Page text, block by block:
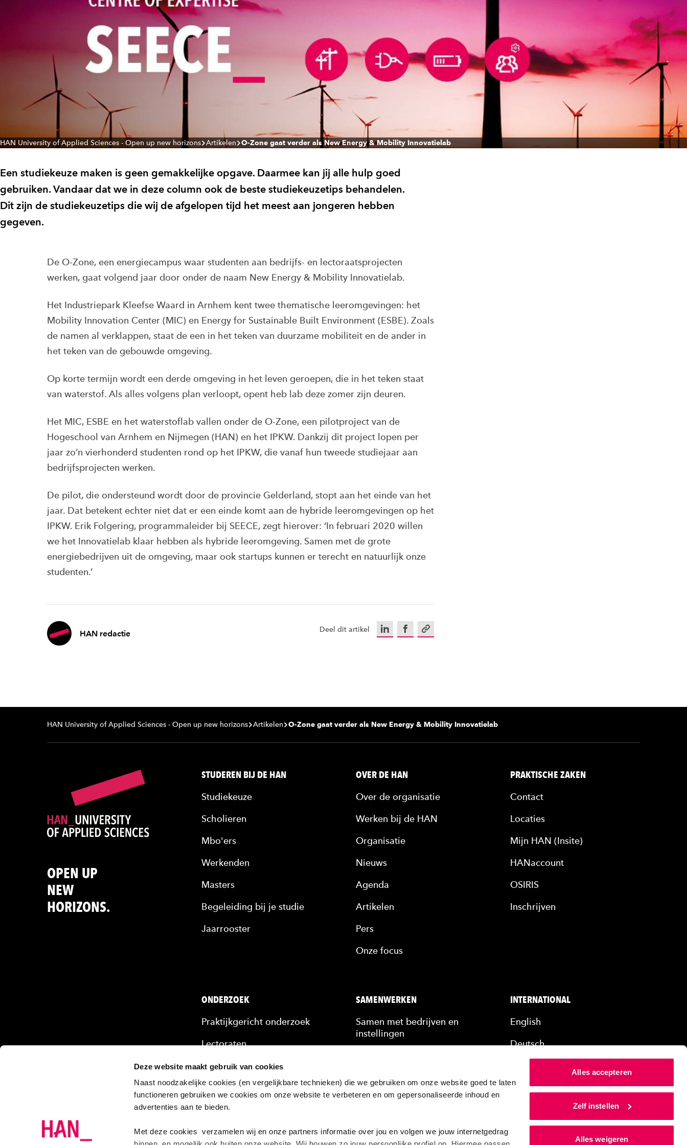
Deze website maakt gebruik van cookies
Naast noodzakelijke cookies (en vergelijkbare technieken) die we gebruiken om onze website goed te laten
functioneren gebruiken we cookies om onze website te verbeteren en om gepersonaliseerde inhoud en
advertenties aan te bieden.
Met deze cookies verzamelen wij en onze partners informatie over jou en volgen we jouw internetgedrag
Alles accepteren
Zelf instellen
Alles weigeren
HAN University of Applied Sciences - Open up new horizons Artikelen O-Zone gaat verder als New Energy & Mobility Innovatielab
Een studiekeuze maken is geen gemakkelijke opgave. Daarmee kan jij alle hulp goed
gebruiken. Vandaar dat we in deze column ook de beste studiekeuzetips behandelen.
Dit zijn de studiekeuzetips die wij de afgelopen tijd het meest aan jongeren hebben
gegeven.
De O-Zone, een energiecampus waar studenten aan bedrijfs- en lectoraatsprojecten
werken, gaat volgend jaar door onder de naam New Energy & Mobility Innovatielab.
Het Industriepark Kleefse Waard in Arnhem kent twee thematische leeromgevingen: het
Mobility Innovation Center (MIC) en Energy for Sustainable Built Environment (ESBE). Zoals
de namen al verklappen, staat de een in het teken van duurzame mobiliteit en de ander in
het teken van de gebouwde omgeving.
Op korte termijn wordt een derde omgeving in het leven geroepen, die in het teken staat
van waterstof. Als alles volgens plan verloopt, opent heb lab deze zomer zijn deuren.
Het MIC, ESBE en het waterstoflab vallen onder de O-Zone, een pilotproject van de
Hogeschool van Arnhem en Nijmegen (HAN) en het IPKW. Dankzij dit project lopen per
jaar zo’n vierhonderd studenten rond op het IPKW, die vanaf hun tweede studiejaar aan
bedrijfsprojecten werken.
De pilot, die ondersteund wordt door de provincie Gelderland, stopt aan het einde van het
jaar. Dat betekent echter niet dat er een einde komt aan de hybride leeromgevingen op het
IPKW. Erik Folgering, programmaleider bij SEECE, zegt hierover: ‘In februari 2020 willen
we het Innovatielab klaar hebben als hybride leeromgeving. Samen met de grote
energiebedrijven uit de omgeving, maar ook startups kunnen er terecht en natuurlijk onze
studenten.’
HAN redactie Deel dit artikel LinkedInFacebookKopieer url
HAN University of Applied Sciences - Open up new horizons Artikelen O-Zone gaat verder als New Energy & Mobility Innovatielab
OPEN UP
NEW
HORIZONS.
STUDEREN BIJ DE HAN
Studiekeuze
Scholieren
Mbo'ers
Werkenden
Masters
Begeleiding bij je studie
Jaarrooster
OVER DE HAN
Over de organisatie
Werken bij de HAN
Organisatie
Nieuws
Agenda
Artikelen
Pers
Onze focus
PRAKTISCHE ZAKEN
Contact
Locaties
Mijn HAN (Insite)
HANaccount
OSIRIS
Inschrijven
ONDERZOEK
Praktijkgericht onderzoek
Lectoraten
Mensen
Onze kennis
Projecten
Onderzoek bij de HAN
SAMENWERKEN
Samen met bedrijven en
instellingen
Scholing van medewerkers
Hulp bij een vraagstuk
INTERNATIONAL
English
Deutsch